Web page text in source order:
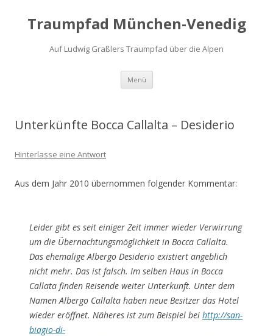
Traumpfad München-Venedig
Auf Ludwig Graßlers Traumpfad über die Alpen
Menü Zum
springen
Unterkünfte Bocca Callalta – Desiderio
Hinterlasse eine Antwort
Aus dem Jahr 2010 übernommen folgender Kommentar:
Leider gibt es seit einiger Zeit immer wieder Verwirrung
um die Übernachtungsmöglichkeit in Bocca Callalta.
Das ehemalige Albergo Desiderio existiert angeblich
nicht mehr. Das ist falsch. Im selben Haus in Bocca
Callata finden Reisende weiter Unterkunft. Unter dem
Namen Albergo Callalta haben neue Besitzer das Hotel
wieder eröffnet. Näheres ist zum Beispiel bei http://san-
biagio-di-